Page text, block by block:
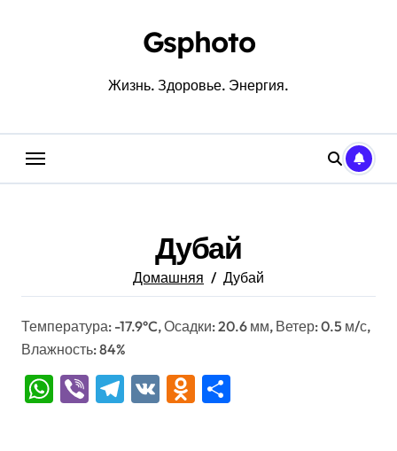
Gsphoto
Жизнь. Здоровье. Энергия.
Дубай
Домашняя Дубай
Температура: -17.9°C, Осадки: 20.6 мм, Ветер: 0.5 м/с,
Влажность: 84%
WhatsApp
ViberTelegram
VK Odnoklassniki